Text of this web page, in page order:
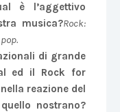
è l’aggettivo
musica?Rock:
di grande
ed il Rock for
reazione del
nostrano?